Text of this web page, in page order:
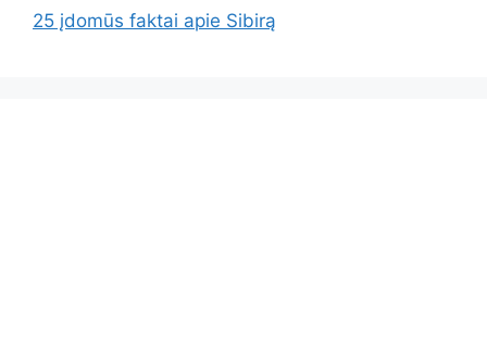
25 įdomūs faktai apie Sibirą